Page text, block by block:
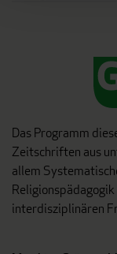
Das Programm
Zeitschriften aus
allem
interdisziplinären